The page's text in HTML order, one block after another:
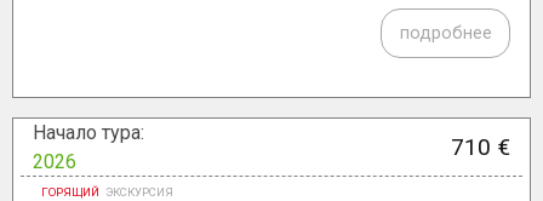
подробнее
Начало тура:
2026
710 €